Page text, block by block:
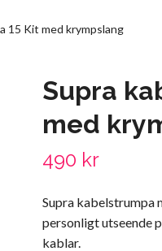
15 Kit med krympslang
Supra
med
490 kr
Supra kabelstrumpa
personligt utseende
kablar.